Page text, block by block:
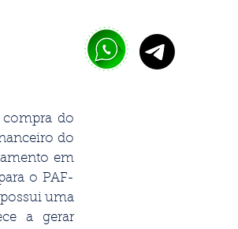
compra do
do
em
o PAF-
uma
a gerar